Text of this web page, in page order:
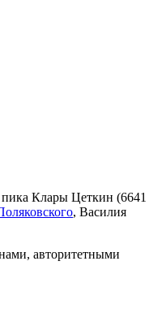
Клары Цеткин (6641
, Василия
авторитетными